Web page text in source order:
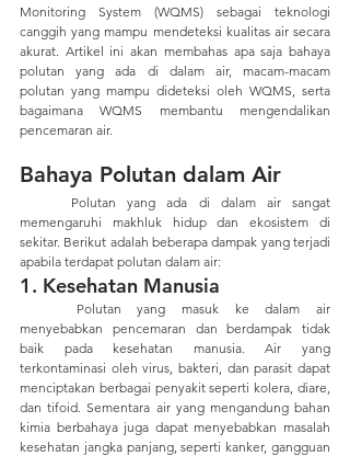
Monitoring System (WQMS) sebagai teknologi
canggih yang mampu mendeteksi kualitas air secara
akurat. Artikel ini akan membahas apa saja bahaya
polutan yang ada di dalam air, macam-macam
polutan yang mampu dideteksi oleh WQMS, serta
bagaimana WQMS membantu mengendalikan
pencemaran air.
Bahaya Polutan dalam Air
memengaruhi makhluk hidup dan ekosistem di
sekitar. Berikut adalah beberapa dampak yang terjadi
apabila terdapat polutan dalam air:
1. Kesehatan Manusia
menyebabkan pencemaran dan berdampak tidak
baik pada kesehatan manusia. Air yang
terkontaminasi oleh virus, bakteri, dan parasit dapat
menciptakan berbagai penyakit seperti kolera, diare,
dan tifoid. Sementara air yang mengandung bahan
kimia berbahaya juga dapat menyebabkan masalah
kesehatan jangka panjang, seperti kanker, gangguan